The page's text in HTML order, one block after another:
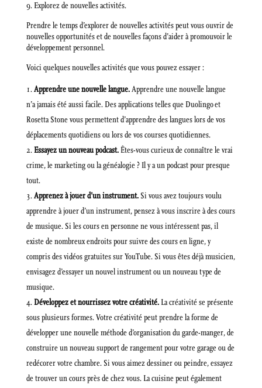
9. Explorez de nouvelles activités.
Prendre le temps d’explorer de nouvelles activités peut vous ouvrir de
nouvelles opportunités et de nouvelles façons d’aider à promouvoir le
développement personnel.
Voici quelques nouvelles activités que vous pouvez essayer :
Apprendre une nouvelle langue.Apprendre une nouvelle langue
n’a jamais été aussi facile. Des applications telles que Duolingo et
Rosetta Stone vous permettent d’apprendre des langues lors de vos
déplacements quotidiens ou lors de vos courses quotidiennes.
Essayez un nouveau podcast.Êtes-vous curieux de connaître le vrai
crime, le marketing ou la généalogie ? Il y a un podcast pour presque
tout.
Apprenez à jouer d’un instrument.Si vous avez toujours voulu
apprendre à jouer d’un instrument, pensez à vous inscrire à des cours
de musique. Si les cours en personne ne vous intéressent pas, il
existe de nombreux endroits pour suivre des cours en ligne, y
compris des vidéos gratuites sur YouTube. Si vous êtes déjà musicien,
envisagez d’essayer un nouvel instrument ou un nouveau type de
musique.
Développez et nourrissez votre créativité.La créativité se présente
sous plusieurs formes. Votre créativité peut prendre la forme de
développer une nouvelle méthode d’organisation du garde-manger, de
construire un nouveau support de rangement pour votre garage ou de
redécorer votre chambre. Si vous aimez dessiner ou peindre, essayez
de trouver un cours près de chez vous. La cuisine peut également